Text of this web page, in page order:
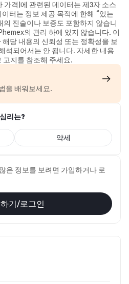
가격)에 관련된 데이터는 제3자 소스
터는 정보 제공 목적에 한해 “있는
의 진술이나 보증도 포함하지 않습니
의 관리 하에 있지 않습니다. 이
당 내용의 신뢰성 또는 정확성을 보
석되어서는 안 됩니다. 자세한 내용
고지를 참조해 주세요.
을 배워보세요.
리는?
약세
은 정보를 보려면 가입하거나 로
기/로그인